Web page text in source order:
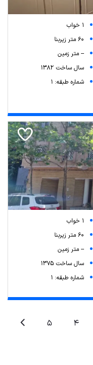
1 خواب
60 متر زیربنا
-- متر زمین
سال ساخت 1382
شماره طبقه: 1
1 خواب
60 متر زیربنا
-- متر زمین
سال ساخت 1375
شماره طبقه: 1
4
5